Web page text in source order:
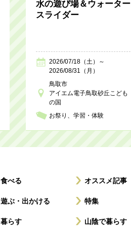
水の遊び場＆ウォーター
スライダー
2026/07/18（土）～
2026/08/31（月）
鳥取市
アイエム電子鳥取砂丘こども
の国
お祭り
学習・体験
食べる
遊ぶ・出かける
暮らす
オススメ記事
特集
山陰で暮らす